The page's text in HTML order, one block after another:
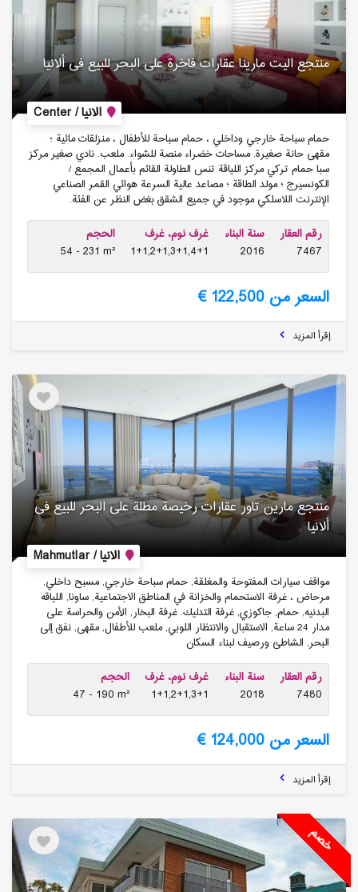
منتجع الیت مارینا عقارات فاخرة على البحر للبیع فی ألانیا
الانيا / Center
حمام سباحة خارجي وداخلي ، حمام سباحة للأطفال ، منزلقات مائية ؛
مقهى حانة صغيرة. مساحات خضراء منصة للشواء. ملعب. نادي صغير مركز
سبا حمام تركي مركز اللياقة تنس الطاولة القائم بأعمال المجمع /
الكونسيرج ؛ مولد الطاقة ؛ مصاعد عالية السرعة هوائي القمر الصناعي
الإنترنت اللاسلكي موجود في جميع الشقق بغض النظر عن الفئة.
رقم العقار
7467
سنة البناء
2016
غرف نوم، غرف
1+1,2+1,3+1,4+1
الحجم
54 - 231 m²
السعر من 122,500 €
إقرأ المزيد
منتجع مارین تاور عقارات رخیصة مطلة على البحر للبیع فی
ألانیا
الانيا / Mahmutlar
مواقف سيارات المفتوحة والمغلقة, حمام سباحة خارجي, مسبح داخلي,
مرحاض ، غرفة الاستحمام والخزانة في المناطق الاجتماعية, ساونا, اللياقه
البدنيه, حمام, جاكوزي, غرفة التدليك. غرفة البخار, الأمن والحراسة على
مدار 24 ساعة, الاستقبال والانتظار اللوبي, ملعب للأطفال, مقهى, نفق إلى
البحر, الشاطئ ورصيف لبناء السكان
رقم العقار
7480
سنة البناء
2018
غرف نوم، غرف
1+1,2+1,3+1
الحجم
47 - 190 m²
السعر من 124,000 €
إقرأ المزيد
خصم